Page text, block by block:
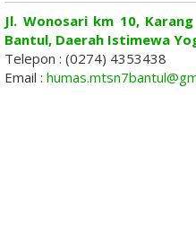
Jl. Wonosari km 10,
Bantul, Daerah Istimewa
Telepon : (0274) 4353438
Email :